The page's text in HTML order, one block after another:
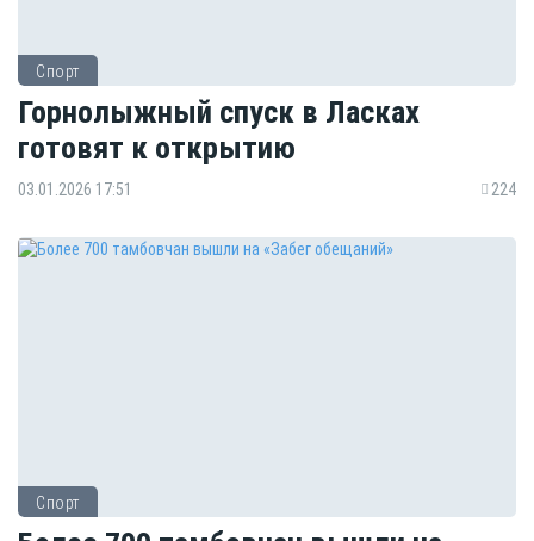
Спорт
Горнолыжный спуск в Ласках
готовят к открытию
03.01.2026 17:51 224
Спорт